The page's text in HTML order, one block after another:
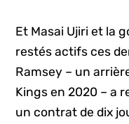
Et Masai Ujiri et la
restés actifs ces
Ramsey – un
Kings en 2020 – a
un contrat de dix